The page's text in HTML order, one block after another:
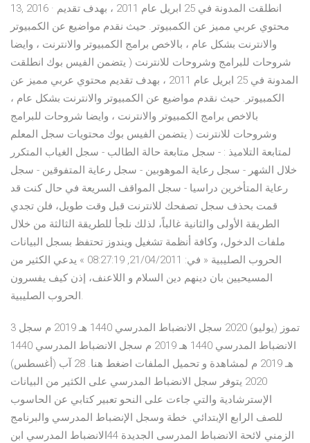
13, 2016 · انطلقت المدونة في 25 ابريل عام 2011 ، بهدف تقديم
محتوي عربي مميز عن الكمبيوتر. حيث نقدم مواضيع عن الكمبيوتر
والانترنت بشكل عام ، بالاخص برامج الكمبيوتر والانترنت ، وايضا
شروحات للبرامج وشروحات للانترنت ( يتضمن الفيس بوك انطلقت
المدونة في 25 ابريل عام 2011 ، بهدف تقديم محتوي عربي مميز عن
الكمبيوتر. حيث نقدم مواضيع عن الكمبيوتر والانترنت بشكل عام ،
بالاخص برامج الكمبيوتر والانترنت ، وايضا شروحات للبرامج
وشروحات للانترنت ( يتضمن الفيس بوك محتويات سجل المعلم
لمتابعة التلاميذ : - سجل متابعة حالة الطالب - سجل الغياب المتكرر
خلال الشهر - سجل رعاية الموهوبين - سجل رعاية المتفوقين - سجل
رعاية المتأخرين دراسيا - سجل المواقف السريعة في حال كنت قد
قمت بحذف سجل تصفحك للانترنت قبل وقت طويل، فلن تجدي
الطريقة الأولى والثانية غالباً، لذلك نلجأ للطريقة الثالثة من خلال
ملفات الدخول، وكافة أنظمة تشغيل ويندوز تحتفظ بسجل البيانات
الحروب الصليبية « في: 21/04/2011, 08:27:19 » يدعي الكثير من
المسيحيين بان دينهم دين السلام و اللاعنف، إذن كيف يفسرون
الحروب الصليبية.
3 تموز (يوليو) 2020 سجل الانضباط المدرسي 1440 هـ 2019 م سجل
الانضباط المدرسي 1440 هـ 2019 م سجل الانضباط المدرسي 1440
هـ 2019 م لمشاهدة و تحميل الملفات اضغط هنا. 28 آب (أغسطس)
2020 يتوفر سجل الانضباط المدرسي على الكثير من البيانات
الإسترشادية والتي جاءت على النحو تعبير كتابي عن الحاسوب
للصف الرابع الإبتدائي. خطة وسجل الإنضباط المدرسي والبرنامج
الزمني لائحة الانضباط المدرسى الجديدة 44الانضباط المدرسي ابن